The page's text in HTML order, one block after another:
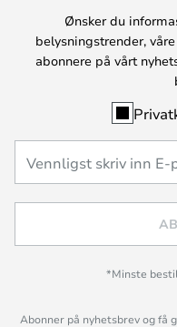
Ønsker du
belysningstrender,
abonnere på vårt
*Minste
Abonner på nyhetsbrev og få